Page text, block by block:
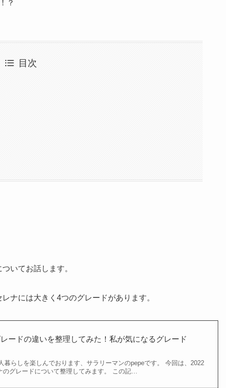
？
目次
いてお話します。
ナには大きく4つのグレードがあります。
レードの違いを整理してみた！私が気になるグレード
暮らしを楽しんでおります、サラリーマンのpepeです。 今回は、2022
グレードについて整理してみます。 この記…